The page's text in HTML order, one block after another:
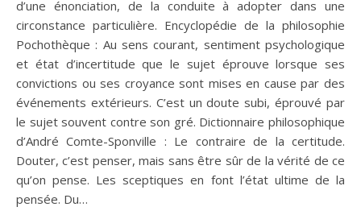
d’une énonciation, de la conduite à adopter dans une
circonstance particulière. Encyclopédie de la philosophie
Pochothèque : Au sens courant, sentiment psychologique
et état d’incertitude que le sujet éprouve lorsque ses
convictions ou ses croyance sont mises en cause par des
événements extérieurs. C’est un doute subi, éprouvé par
le sujet souvent contre son gré. Dictionnaire philosophique
d’André Comte-Sponville : Le contraire de la certitude.
Douter, c’est penser, mais sans être sûr de la vérité de ce
qu’on pense. Les sceptiques en font l’état ultime de la
pensée. Du…